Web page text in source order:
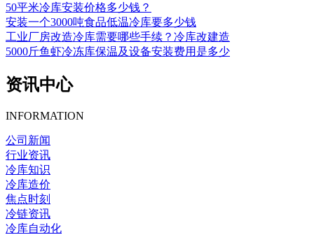
50平米冷库安装价格多少钱？
安装一个3000吨食品低温冷库要多少钱
工业厂房改造冷库需要哪些手续？冷库改建造
5000斤鱼虾冷冻库保温及设备安装费用是多少
资讯中心
INFORMATION
公司新闻
行业资讯
冷库知识
冷库造价
焦点时刻
冷链资讯
冷库自动化